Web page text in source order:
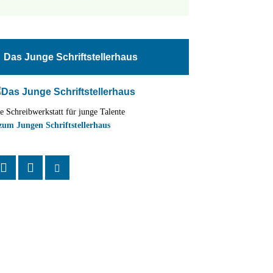
Das Junge Schriftstellerhaus
Schreibwerkstatt für junge Talente
Jungen Schriftstellerhaus